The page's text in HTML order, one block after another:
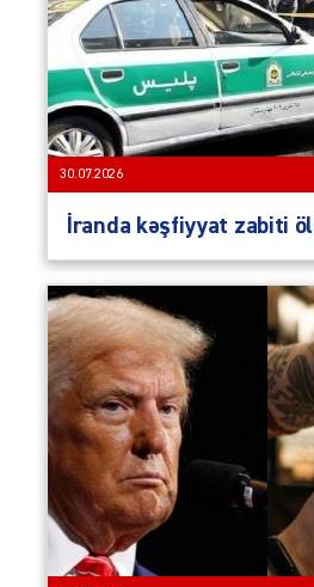
30.07.2026
İranda kəşfiyyat zabiti